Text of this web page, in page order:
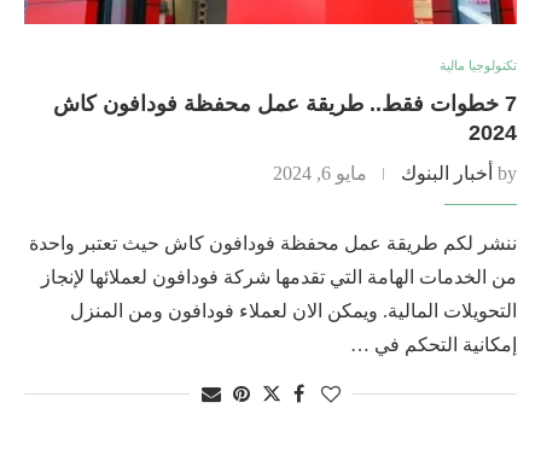
تكنولوجيا مالية
7 خطوات فقط.. طريقة عمل محفظة فودافون كاش
2024
by أخبار البنوك مايو 6, 2024
ننشر لكم طريقة عمل محفظة فودافون كاش حيث تعتبر واحدة
من الخدمات الهامة التي تقدمها شركة فودافون لعملائها لإنجاز
التحويلات المالية. ويمكن الان لعملاء فودافون ومن المنزل
إمكانية التحكم في …